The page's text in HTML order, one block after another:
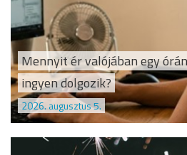
Mennyit ér valójában egy
ingyen dolgozik?
2026. augusztus 5.